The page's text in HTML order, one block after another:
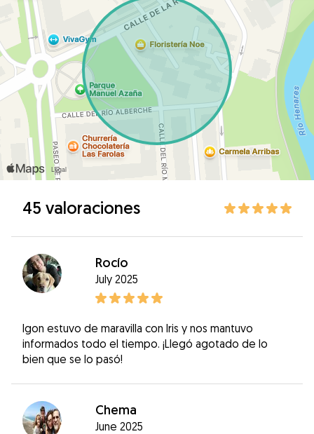
45 valoraciones
Rocío
July 2025
Igon estuvo de maravilla con Iris y nos mantuvo
informados todo el tiempo. ¡Llegó agotado de lo
bien que se lo pasó!
Chema
June 2025